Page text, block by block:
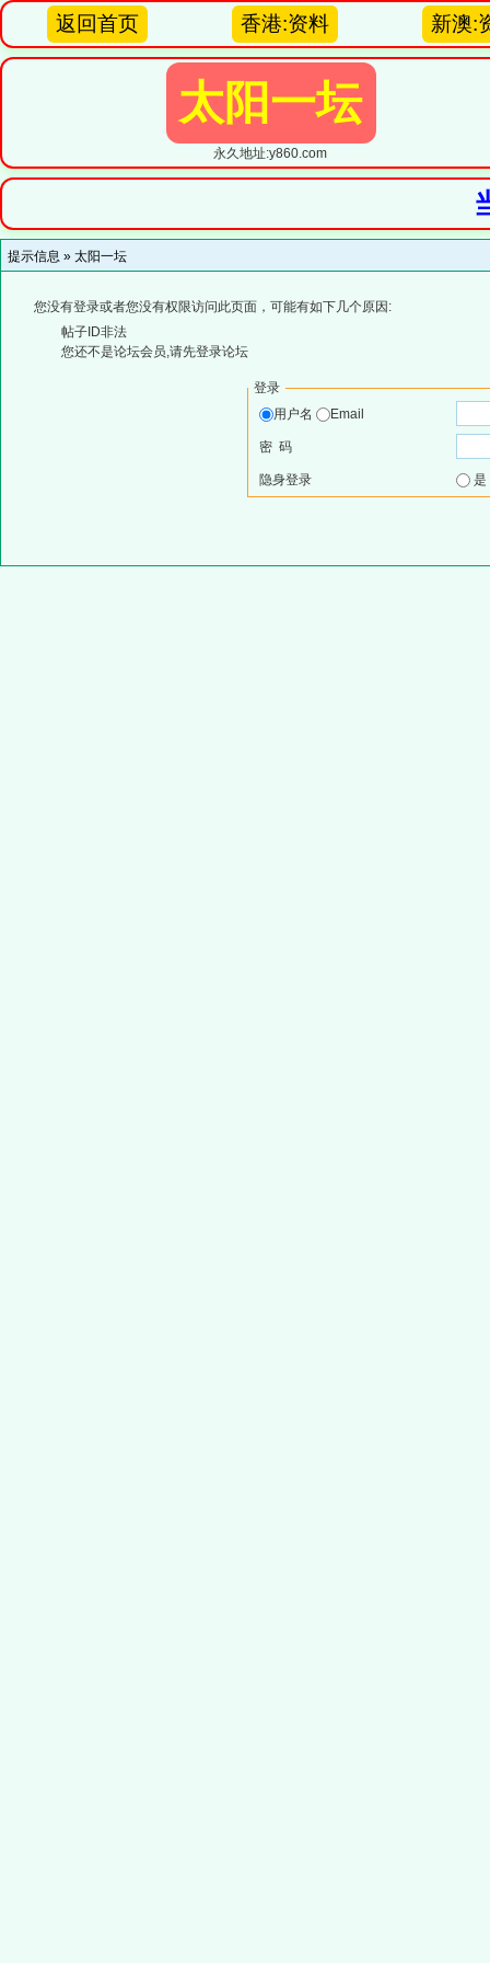
返回首页 香港:资料 新澳:
太阳一坛
永久地址:y860.com
提示信息 » 太阳一坛
您没有登录或者您没有权限访问此页面，可能有如下几个原因:
帖子ID非法
您还不是论坛会员,请先登录论坛
登录
用户名
Email
密 码
隐身登录